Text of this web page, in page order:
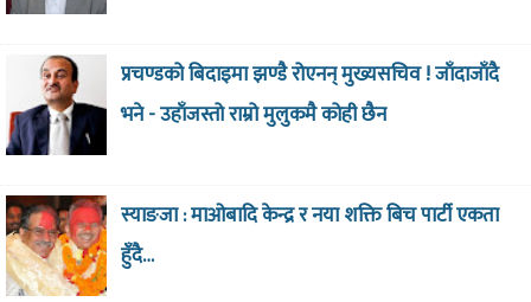
प्रचण्डको बिदाइमा झण्डै रोएनन् मुख्यसचिव ! जाँदाजाँदै
भने - उहाँजस्तो राम्रो मुलुकमै कोही छैन
स्याङजा : माओबादि केन्द्र र नया शक्ति बिच पार्टी एकता
हुँदै…